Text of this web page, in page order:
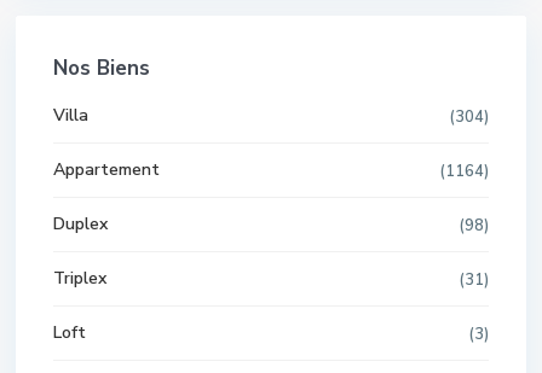
Nos Biens
Villa (304)
Appartement (1164)
Duplex (98)
Triplex (31)
Loft (3)